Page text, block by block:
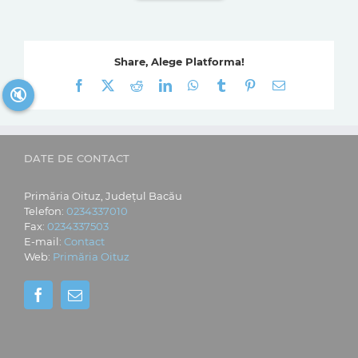
Share, Alege Platforma!
Facebook
RedditLinkedInWhatsApp
Tumblr Pinterest
E-
DATE DE CONTACT
Primăria Oituz, Județul Bacău
Telefon: 0234337010
Fax: 0234337503
E-mail: Contact
Web: Primăria Oituz
🔇